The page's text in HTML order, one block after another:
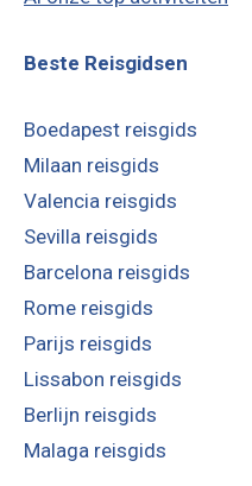
Beste Reisgidsen
Boedapest reisgids
Milaan reisgids
Valencia reisgids
Sevilla reisgids
Barcelona reisgids
Rome reisgids
Parijs reisgids
Lissabon reisgids
Berlijn reisgids
Malaga reisgids